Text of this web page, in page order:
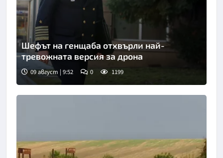
Снимка: БТА
Шефът на генщаба отхвърли най-
тревожната версия за дрона
09 август | 9:52 0 1199